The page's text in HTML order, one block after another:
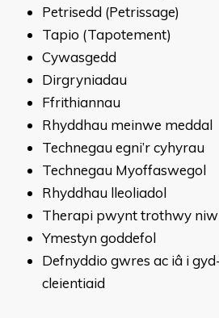
Petrisedd (Petrissage)
Tapio (Tapotement)
Cywasgedd
Dirgryniadau
Ffrithiannau
Rhyddhau meinwe meddal
Technegau egni’r cyhyrau
Technegau Myoffaswegol
Rhyddhau lleoliadol
Therapi pwynt trothwy
Ymestyn goddefol
Defnyddio gwres ac iâ i
cleientiaid